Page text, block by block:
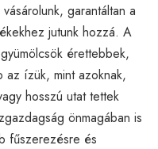
vásárolunk, garantáltan a
jutunk hozzá. A
érettebbek,
ízük, mint azoknak,
hosszú utat tettek
önmagában is
fűszerezésre és